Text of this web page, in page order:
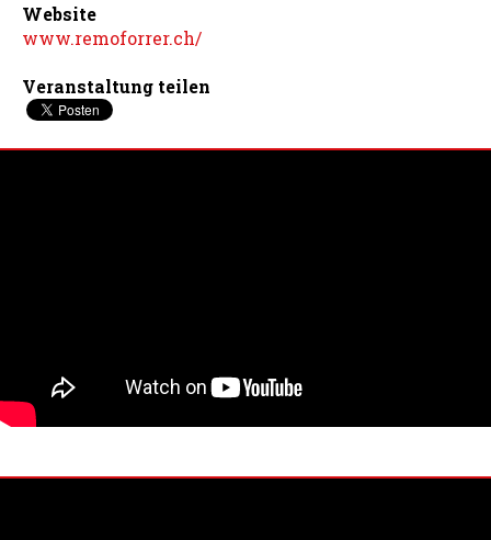
Website
www.remoforrer.ch/
Veranstaltung teilen